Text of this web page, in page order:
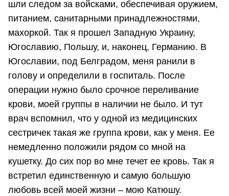
шли следом за войсками, обеспечивая оружием,
питанием, санитарными принадлежностями,
махоркой. Так я прошел Западную Украину,
Югославию, Польшу, и, наконец, Германию. В
Югославии, под Белградом, меня ранили в
голову и определили в госпиталь. После
операции нужно было срочное переливание
крови, моей группы в наличии не было. И тут
врач вспомнил, что у одной из медицинских
сестричек такая же группа крови, как у меня. Ее
немедленно положили рядом со мной на
кушетку. До сих пор во мне течет ее кровь. Так я
встретил единственную и самую большую
любовь всей моей жизни – мою Катюшу.